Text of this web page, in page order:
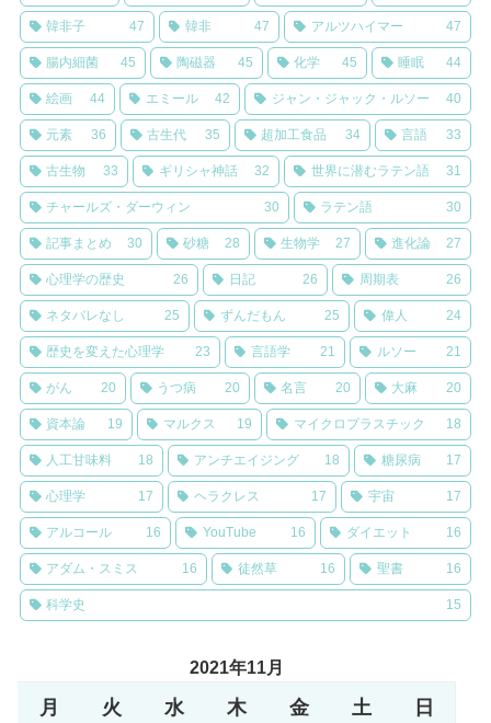
韓非子 47 韓非 47 アルツハイマー 47
腸内細菌 45 陶磁器 45 化学 45 睡眠 44
絵画 44 エミール 42 ジャン・ジャック・ルソー 40
元素 36 古生代 35 超加工食品 34 言語 33
古生物 33 ギリシャ神話 32 世界に潜むラテン語 31
チャールズ・ダーウィン 30 ラテン語 30
記事まとめ 30 砂糖 28 生物学 27 進化論 27
心理学の歴史 26 日記 26 周期表 26
ネタバレなし 25 ずんだもん 25 偉人 24
歴史を変えた心理学 23 言語学 21 ルソー 21
がん 20 うつ病 20 名言 20 大麻 20
資本論 19 マルクス 19 マイクロプラスチック 18
人工甘味料 18 アンチエイジング 18 糖尿病 17
心理学 17 ヘラクレス 17 宇宙 17
アルコール 16 YouTube 16 ダイエット 16
アダム・スミス 16 徒然草 16 聖書 16
科学史 15
2021年11月
月 火 水 木 金 土 日